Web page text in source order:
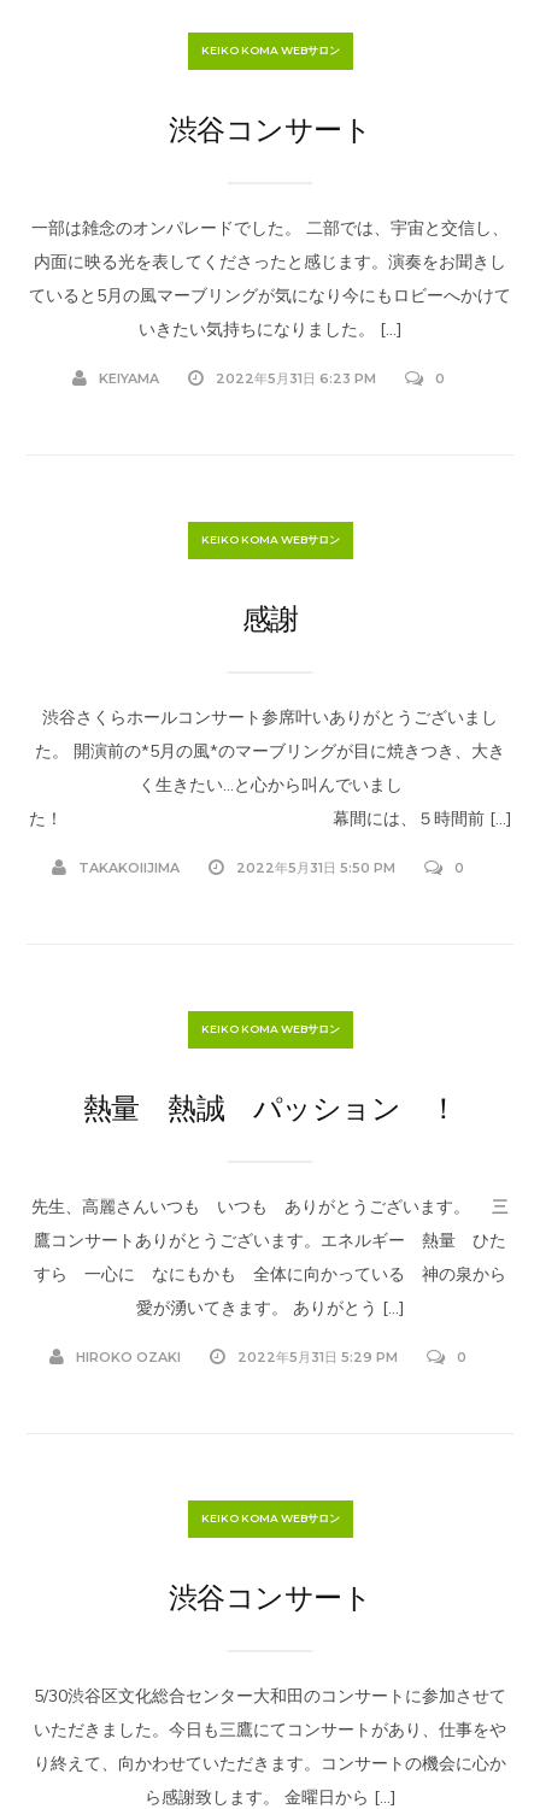
KEIKO KOMA WEBサロン
渋谷コンサート
一部は雑念のオンパレードでした。 二部では、宇宙と交信し、
内面に映る光を表してくださったと感じます。演奏をお聞きし
ていると5月の風マーブリングが気になり今にもロビーへかけて
いきたい気持ちになりました。 […]
KEIYAMA 2022年5月31日 6:23 PM 0
KEIKO KOMA WEBサロン
感謝
渋谷さくらホールコンサート参席叶いありがとうございまし
た。 開演前の*5月の風*のマーブリングが目に焼きつき、大き
く生きたい…と心から叫んでいまし
た！ 幕間には、５時間前 […]
TAKAKOIIJIMA 2022年5月31日 5:50 PM 0
KEIKO KOMA WEBサロン
熱量 熱誠 パッション ！
先生、高麗さんいつも いつも ありがとうございます。 三
鷹コンサートありがとうございます。エネルギー 熱量 ひた
すら 一心に なにもかも 全体に向かっている 神の泉から
愛が湧いてきます。 ありがとう […]
HIROKO OZAKI 2022年5月31日 5:29 PM 0
KEIKO KOMA WEBサロン
渋谷コンサート
5/30渋谷区文化総合センター大和田のコンサートに参加させて
いただきました。今日も三鷹にてコンサートがあり、仕事をや
り終えて、向かわせていただきます。コンサートの機会に心か
ら感謝致します。 金曜日から […]